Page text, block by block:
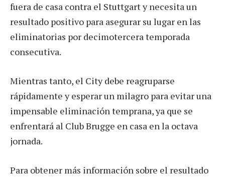
fuera de casa contra el Stuttgart y necesita un
resultado positivo para asegurar su lugar en las
eliminatorias por decimotercera temporada
consecutiva.
Mientras tanto, el City debe reagruparse
rápidamente y esperar un milagro para evitar una
impensable eliminación temprana, ya que se
enfrentará al Club Brugge en casa en la octava
jornada.
Para obtener más información sobre el resultado